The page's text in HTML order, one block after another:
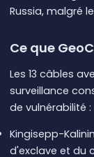
Russia, malgré
Ce que
Les 13 câbles
surveillance
de vulnérabilité :
Kingisepp-
d'exclave et du